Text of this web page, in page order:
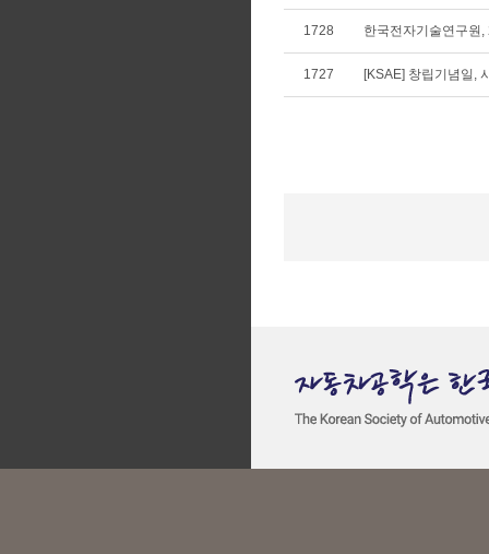
1728 한국전자기술연구원
1727 [KSAE] 창립기념일,